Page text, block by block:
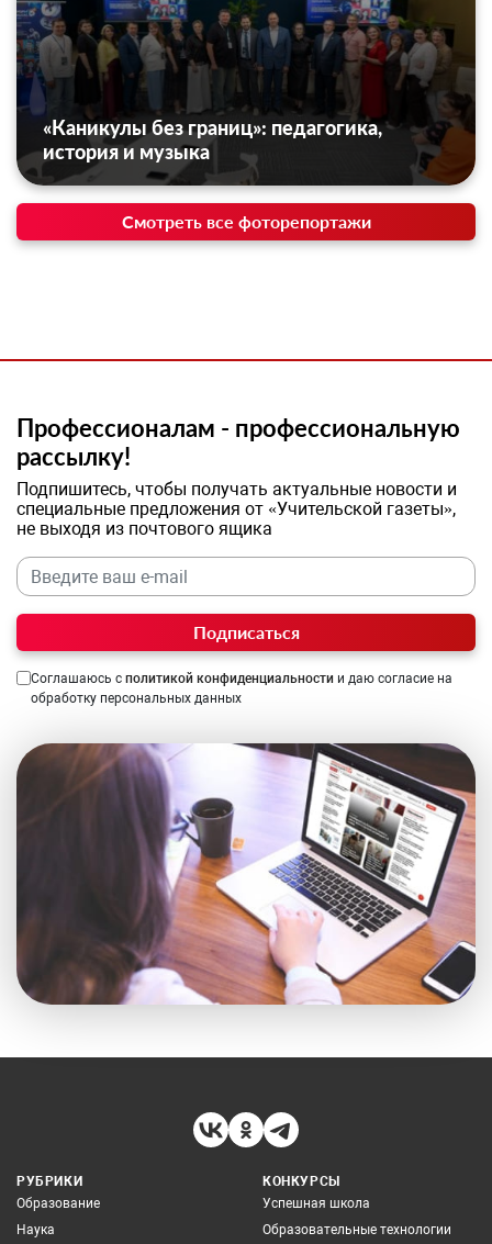
«Каникулы без границ»: педагогика,
история и музыка
Смотреть все фоторепортажи
Профессионалам - профессиональную
рассылку!
Подпишитесь, чтобы получать актуальные новости и
специальные предложения от «Учительской газеты»,
не выходя из почтового ящика
Подписаться
Соглашаюсь с политикой конфиденциальности и даю согласие на
обработку персональных данных
РУБРИКИ
Образование
Наука
КОНКУРСЫ
Успешная школа
Образовательные технологии